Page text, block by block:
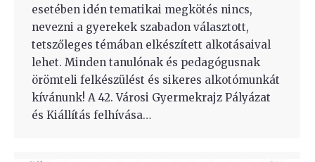
esetében idén tematikai megkötés nincs,
nevezni a gyerekek szabadon választott,
tetszőleges témában elkészített alkotásaival
lehet. Minden tanulónak és pedagógusnak
örömteli felkészülést és sikeres alkotómunkát
kívánunk! A 42. Városi Gyermekrajz Pályázat
és Kiállítás felhívása…